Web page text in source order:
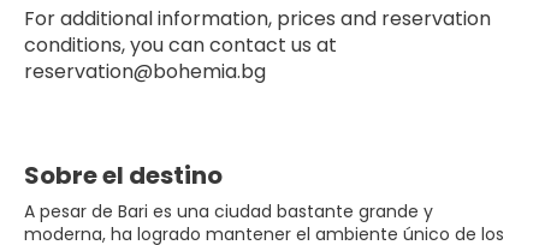
For additional information, prices and reservation
conditions, you can contact us at
reservation@bohemia.bg
Sobre el destino
A pesar de Bari es una ciudad bastante grande y
moderna, ha logrado mantener el ambiente único de los